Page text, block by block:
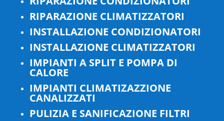
RIPARAZIONE CLIMATIZZATORI
INSTALLAZIONE CONDIZIONATORI
INSTALLAZIONE CLIMATIZZATORI
IMPIANTI A SPLIT E POMPA DI
CALORE
IMPIANTI CLIMATIZAZZIONE
CANALIZZATI
PULIZIA E SANIFICAZIONE FILTRI